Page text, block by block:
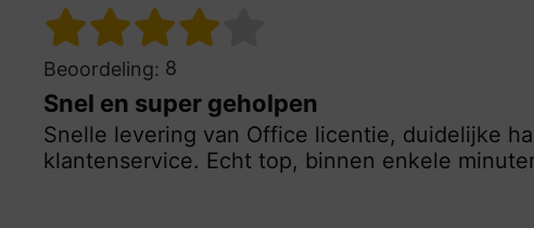
Beoordeling: 8
Snel en super geholpen
Snelle levering van Office licentie, duidelijke
klantenservice. Echt top, binnen enkele